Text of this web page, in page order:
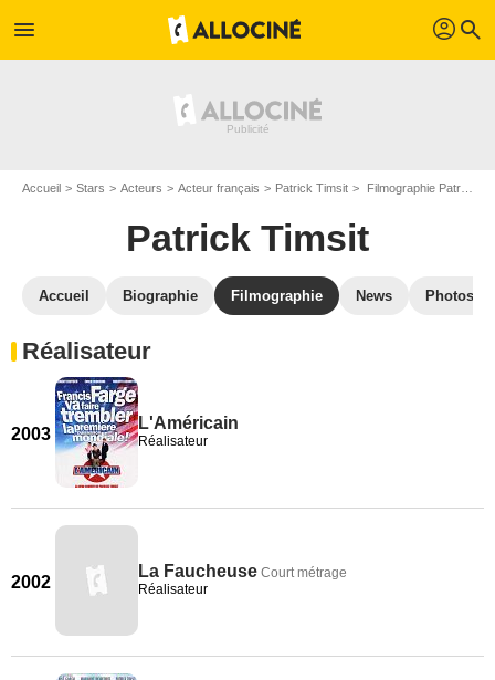
menu profil search
Accueil Stars Acteurs Acteur français Patrick Timsit Filmographie Patrick Timsit
Patrick Timsit
Accueil Biographie Filmographie News Photos
Réalisateur
2003
L'Américain
Réalisateur
2002
La Faucheuse Court métrage
Réalisateur